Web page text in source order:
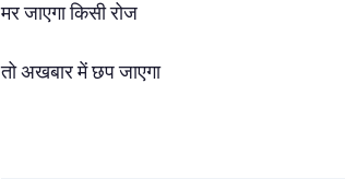
मर जाएगा किसी रोज
तो अखबार में छप जाएगा